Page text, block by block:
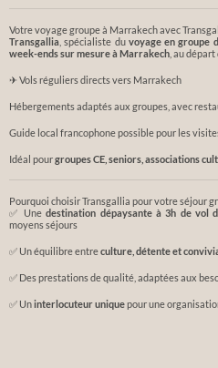
Votre voyage groupe à Marrakech avec
Transgallia , spécialiste du voyage en groupe
week-ends sur mesure à Marrakech , au
✈ Vols réguliers directs vers Marrakech
Hébergements adaptés aux groupes, avec
Guide local francophone possible pour les
Idéal pourgroupes CE, seniors, associations
Pourquoi choisir Transgallia pour votre séjour
✅ Unedestination dépaysante à 3h de vol
moyens séjours
✅ Un équilibre entreculture, détente et
✅ Des prestations de qualité, adaptées aux
✅ Uninterlocuteur uniquepour une